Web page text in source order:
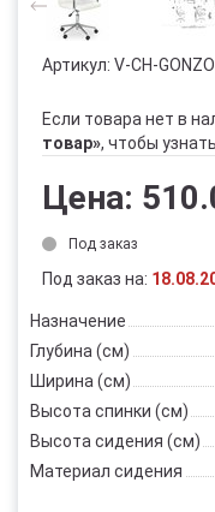
Артикул: V-CH-
Если товара нет в
товар», чтобы
Цена:
Под заказ
Под заказ на:
Назначение
Глубина (см)
Ширина (см)
Высота спинки (см)
Высота сидения (см)
Материал сидения